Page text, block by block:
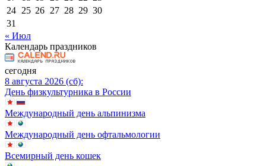
24 25 26 27 28 29 30
31
« Июл
Календарь праздников
сегодня
8 августа 2026 (сб):
День физкультурника в России
Международный день альпинизма
Международный день офтальмологии
Всемирный день кошек